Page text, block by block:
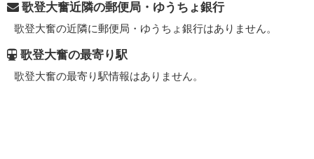
歌登大奮近隣の郵便局・ゆうちょ銀行
歌登大奮の近隣に郵便局・ゆうちょ銀行はありません。
歌登大奮の最寄り駅
歌登大奮の最寄り駅情報はありません。